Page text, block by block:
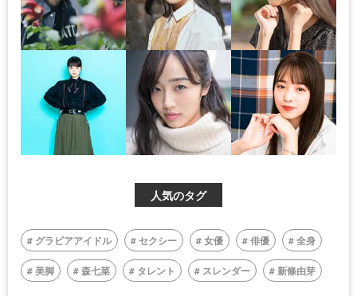
人気のタグ
グラビアアイドル セクシー 女優 俳優 全身
美脚 森七菜 タレント スレンダー 新條由芽